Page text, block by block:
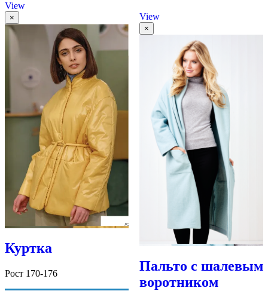
View
×
Куртка
Рост 170-176
View
×
Пальто с шалевым
воротником